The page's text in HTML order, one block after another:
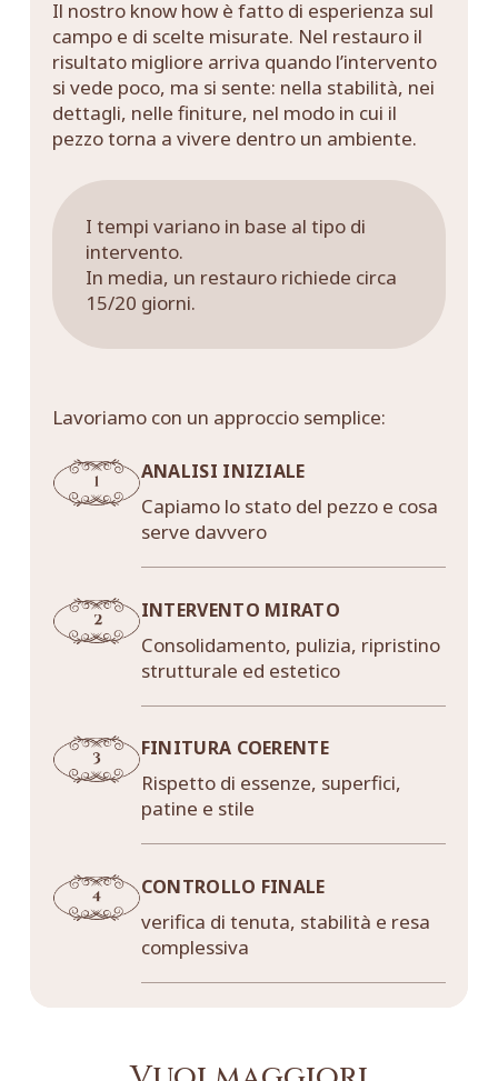
Il nostro know how è fatto di esperienza sul
campo e di scelte misurate. Nel restauro il
risultato migliore arriva quando l’intervento
si vede poco, ma si sente: nella stabilità, nei
dettagli, nelle finiture, nel modo in cui il
pezzo torna a vivere dentro un ambiente.
I tempi variano in base al tipo di
intervento.
In media, un restauro richiede circa
15/20 giorni.
Lavoriamo con un approccio semplice:
ANALISI INIZIALE
Capiamo lo stato del pezzo e cosa
serve davvero
INTERVENTO MIRATO
Consolidamento, pulizia, ripristino
strutturale ed estetico
FINITURA COERENTE
Rispetto di essenze, superfici,
patine e stile
CONTROLLO FINALE
verifica di tenuta, stabilità e resa
complessiva